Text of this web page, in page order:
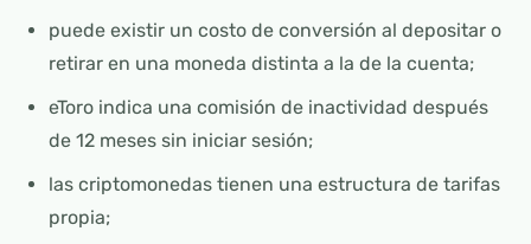
puede existir un costo de conversión al depositar o
retirar en una moneda distinta a la de la cuenta;
eToro indica una comisión de inactividad después
de 12 meses sin iniciar sesión;
las criptomonedas tienen una estructura de tarifas
propia;